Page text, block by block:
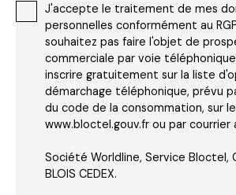
J'accepte le traitement de mes
personnelles conformément au
souhaitez pas faire l'objet de
commerciale par voie
inscrire gratuitement sur la liste
démarchage téléphonique, prévu
du code de la consommation, sur
www.bloctel.gouv.fr ou par courrier
Société Worldline, Service Bloctel,
BLOIS CEDEX.